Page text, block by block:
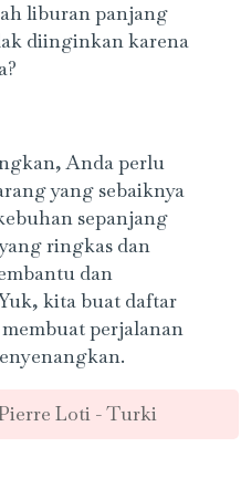
liburan panjang
diinginkan karena
Anda perlu
yang sebaiknya
sepanjang
ringkas dan
dan
kita buat daftar
perjalanan
Loti - Turki